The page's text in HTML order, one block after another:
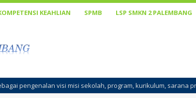
KEAHLIAN SPMB LSP SMKN 2 PALEMBANG
program, kurikulum, sarana prasarana, cara